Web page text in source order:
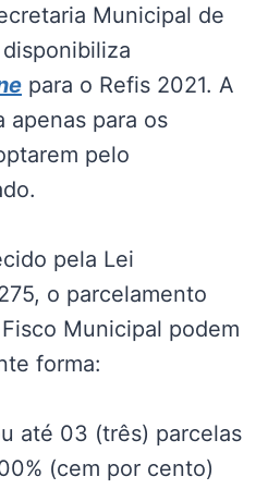
Municipal de
para o Refis 2021. A
apenas para os
pelo
pela Lei
o parcelamento
Municipal podem
forma:
até 03 (três) parcelas
(cem por cento)